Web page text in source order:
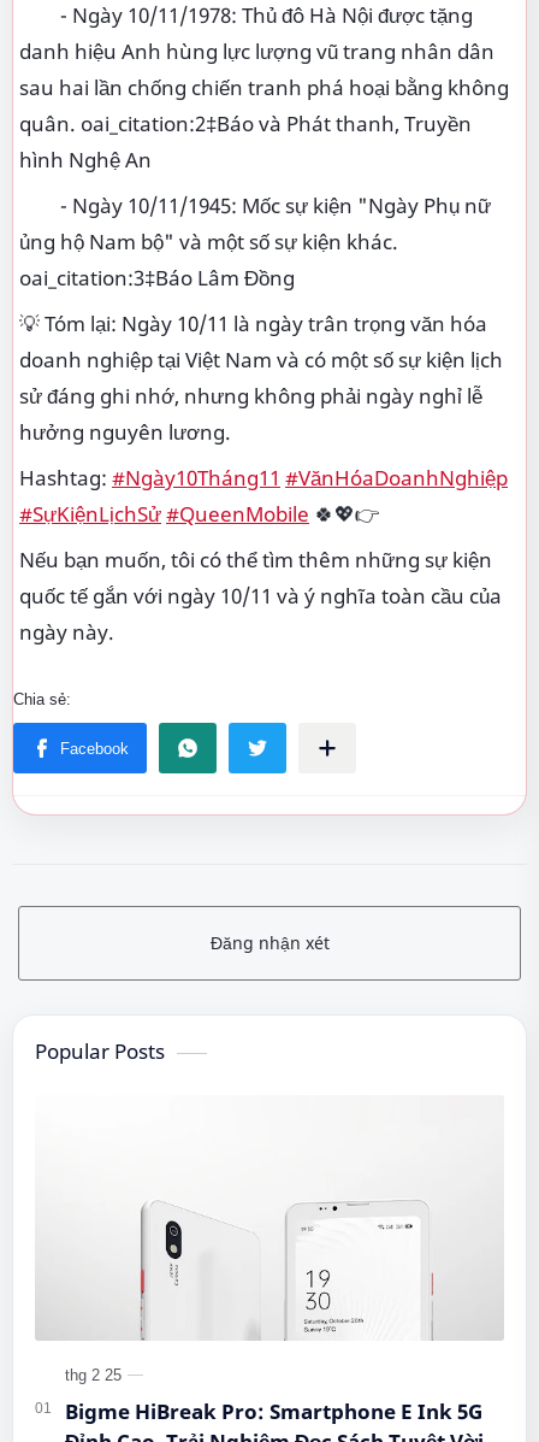
- Ngày 10/11/1978: Thủ đô Hà Nội được tặng
danh hiệu Anh hùng lực lượng vũ trang nhân dân
sau hai lần chống chiến tranh phá hoại bằng không
quân. oai_citation:2‡Báo và Phát thanh, Truyền
hình Nghệ An
- Ngày 10/11/1945: Mốc sự kiện "Ngày Phụ nữ
ủng hộ Nam bộ" và một số sự kiện khác.
oai_citation:3‡Báo Lâm Đồng
💡 Tóm lại: Ngày 10/11 là ngày trân trọng văn hóa
doanh nghiệp tại Việt Nam và có một số sự kiện lịch
sử đáng ghi nhớ, nhưng không phải ngày nghỉ lễ
hưởng nguyên lương.
Hashtag: #Ngày10Tháng11 #VănHóaDoanhNghiệp
#SựKiệnLịchSử#QueenMobile 🍀💖👉
Nếu bạn muốn, tôi có thể tìm thêm những sự kiện
quốc tế gắn với ngày 10/11 và ý nghĩa toàn cầu của
ngày này.
Đăng nhận xét
Popular Posts
Bigme HiBreak Pro: Smartphone E Ink 5G